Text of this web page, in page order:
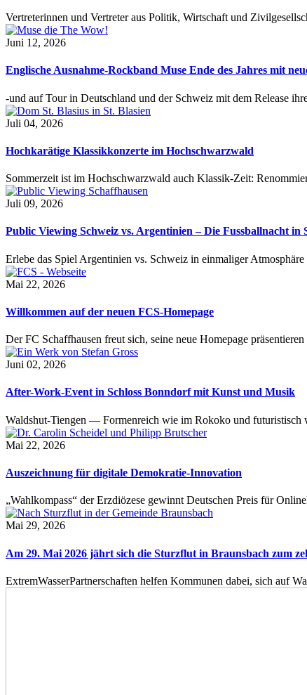
Vertreterinnen und Vertreter aus Politik, Wirtschaft und
Juni 12, 2026
Englische Ausnahme-Rockband Muse Ende des Jahres mit
-und auf Tour in Deutschland und der Schweiz mit dem Release
Juli 04, 2026
Hochkarätige Klassikkonzerte im Hochschwarzwald
Sommerzeit ist im Hochschwarzwald auch Klassik-Zeit:
Juli 09, 2026
Public Viewing Schweiz vs. Argentinien – Die Fussballnacht in
Erlebe das Spiel Argentinien vs. Schweiz in einmaliger
Mai 22, 2026
Willkommen auf der neuen FCS-Homepage
Der FC Schaffhausen freut sich, seine neue Homepage
Juni 02, 2026
After-Work-Event in Schloss Bonndorf mit Kunst und Musik
Waldshut-Tiengen — Formenreich wie im Rokoko und
Mai 22, 2026
Auszeichnung für digitale Demokratie-Innovation
„Wahlkompass“ der Erzdiözese gewinnt Deutschen Preis für
Mai 29, 2026
Am 29. Mai 2026 jährt sich die Sturzflut in Braunsbach zum
ExtremWasserPartnerschaften helfen Kommunen dabei, sich auf